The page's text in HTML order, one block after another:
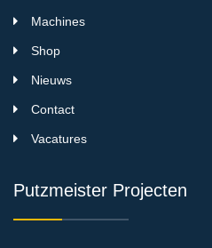
Machines
Shop
Nieuws
Contact
Vacatures
Putzmeister Projecten